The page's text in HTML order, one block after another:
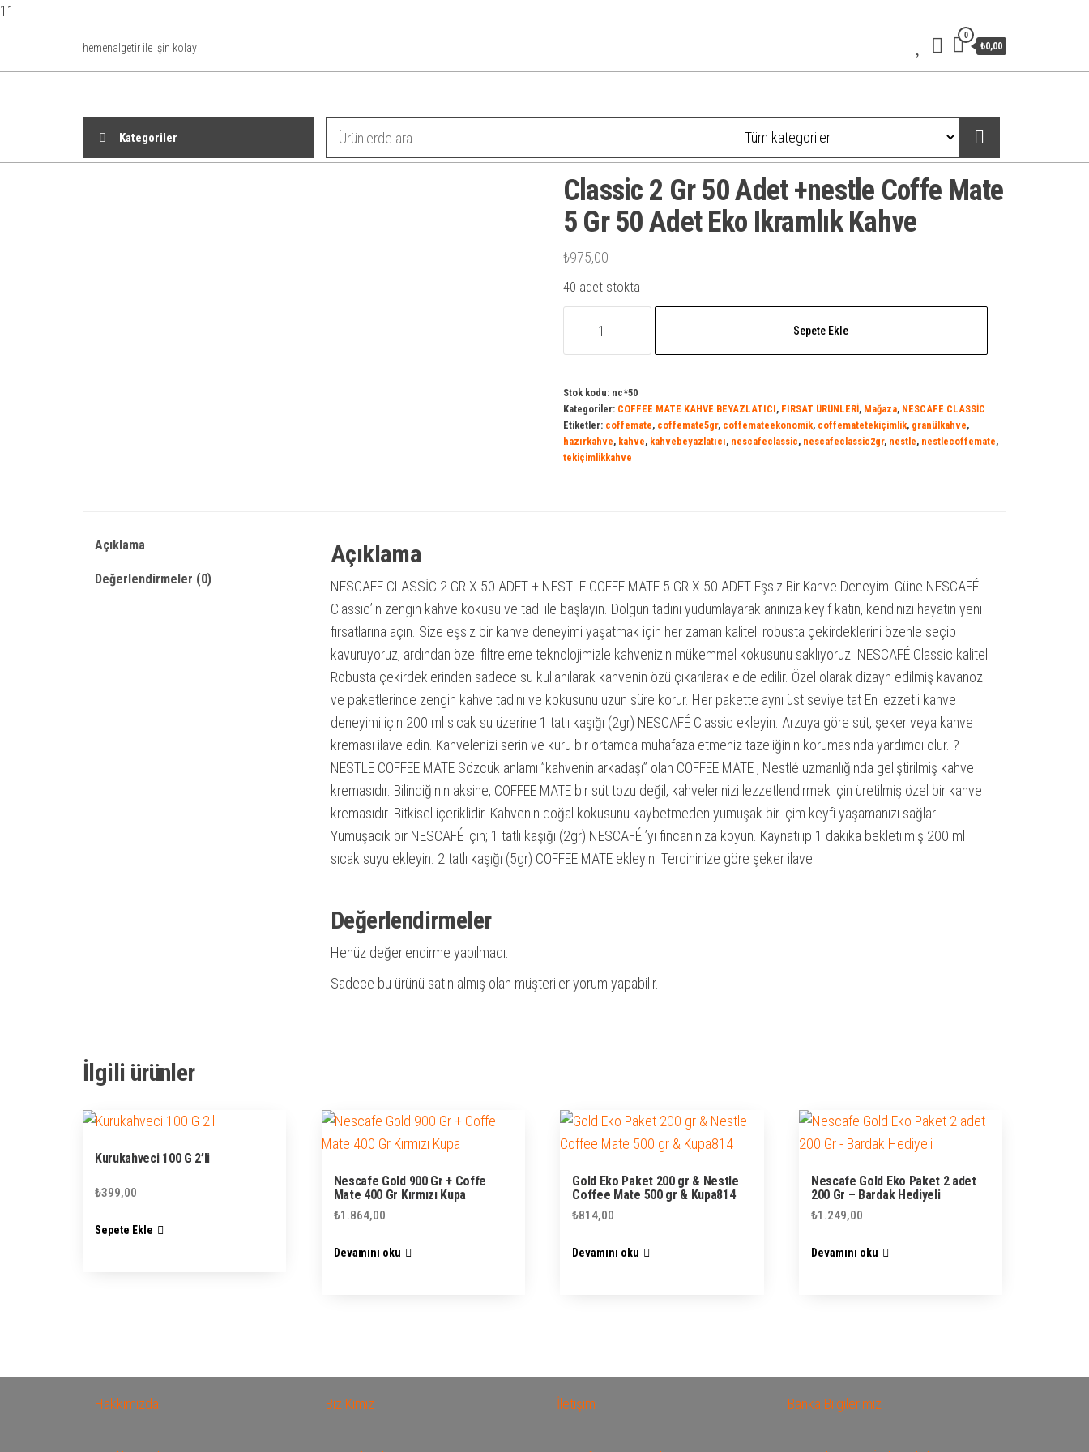
11
hemenalgetir ile işin kolay
0
₺0,00
Kategoriler
Classic 2 Gr 50 Adet +nestle Coffe Mate
5 Gr 50 Adet Eko Ikramlık Kahve
₺975,00
40 adet stokta
Adet
+nestle
Coffe
Eko
Ikramlık
Kahve
adet
Sepete Ekle
Stok kodu: nc*50
Kategoriler: COFFEE MATE KAHVE BEYAZLATICI, FIRSAT ÜRÜNLERİ, Mağaza, NESCAFE CLASSİC
Etiketler: coffemate, coffemate5gr, coffemateekonomik, coffematetekiçimlik, granülkahve,
hazırkahve, kahve, kahvebeyazlatıcı, nescafeclassic, nescafeclassic2gr, nestle, nestlecoffemate,
tekiçimlikkahve
Açıklama
Değerlendirmeler (0)
Açıklama
NESCAFE CLASSİC 2 GR X 50 ADET + NESTLE COFEE MATE 5 GR X 50 ADET Eşsiz Bir Kahve Deneyimi Güne NESCAFÉ
Classic’in zengin kahve kokusu ve tadı ile başlayın. Dolgun tadını yudumlayarak anınıza keyif katın, kendinizi hayatın yeni
fırsatlarına açın. Size eşsiz bir kahve deneyimi yaşatmak için her zaman kaliteli robusta çekirdeklerini özenle seçip
kavuruyoruz, ardından özel filtreleme teknolojimizle kahvenizin mükemmel kokusunu saklıyoruz. NESCAFÉ Classic kaliteli
Robusta çekirdeklerinden sadece su kullanılarak kahvenin özü çıkarılarak elde edilir. Özel olarak dizayn edilmiş kavanoz
ve paketlerinde zengin kahve tadını ve kokusunu uzun süre korur. Her pakette aynı üst seviye tat En lezzetli kahve
deneyimi için 200 ml sıcak su üzerine 1 tatlı kaşığı (2gr) NESCAFÉ Classic ekleyin. Arzuya göre süt, şeker veya kahve
kreması ilave edin. Kahvelenizi serin ve kuru bir ortamda muhafaza etmeniz tazeliğinin korumasında yardımcı olur. ?
NESTLE COFFEE MATE Sözcük anlamı ”kahvenin arkadaşı” olan COFFEE MATE , Nestlé uzmanlığında geliştirilmiş kahve
kremasıdır. Bilindiğinin aksine, COFFEE MATE bir süt tozu değil, kahvelerinizi lezzetlendirmek için üretilmiş özel bir kahve
kremasıdır. Bitkisel içeriklidir. Kahvenin doğal kokusunu kaybetmeden yumuşak bir içim keyfi yaşamanızı sağlar.
Yumuşacık bir NESCAFÉ için; 1 tatlı kaşığı (2gr) NESCAFÉ ’yi fincanınıza koyun. Kaynatılıp 1 dakika bekletilmiş 200 ml
sıcak suyu ekleyin. 2 tatlı kaşığı (5gr) COFFEE MATE ekleyin. Tercihinize göre şeker ilave
Değerlendirmeler
Henüz değerlendirme yapılmadı.
Sadece bu ürünü satın almış olan müşteriler yorum yapabilir.
İlgili ürünler
Kurukahveci 100 G 2’li
₺399,00
Sepete Ekle
Nescafe Gold 900 Gr + Coffe
Mate 400 Gr Kırmızı Kupa
₺1.864,00
Devamını oku
Gold Eko Paket 200 gr & Nestle
Coffee Mate 500 gr & Kupa814
₺814,00
Devamını oku
Nescafe Gold Eko Paket 2 adet
200 Gr – Bardak Hediyeli
₺1.249,00
Devamını oku
Hakkımızda Biz Kimiz İletişim Banka Bilgilerimiz